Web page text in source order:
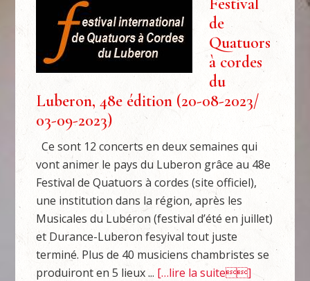
de
Quatuors
à cordes
du
Luberon, 48e édition (20-08-2023/
03-09-2023)
Ce sont 12 concerts en deux semaines qui
vont animer le pays du Luberon grâce au 48e
Festival de Quatuors à cordes (site officiel),
une institution dans la région, après les
Musicales du Lubéron (festival d’été en juillet)
et Durance-Luberon fesyival tout juste
terminé. Plus de 40 musiciens chambristes se
produiront en 5 lieux ... […lire la suite]